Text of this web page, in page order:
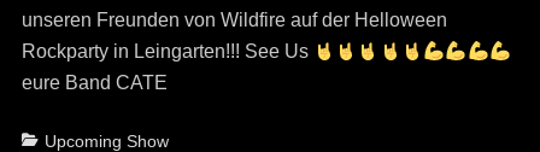
unseren Freunden von Wildfire auf der Helloween
Rockparty in Leingarten!!! See Us
eure Band CATE
Categories
Upcoming Show